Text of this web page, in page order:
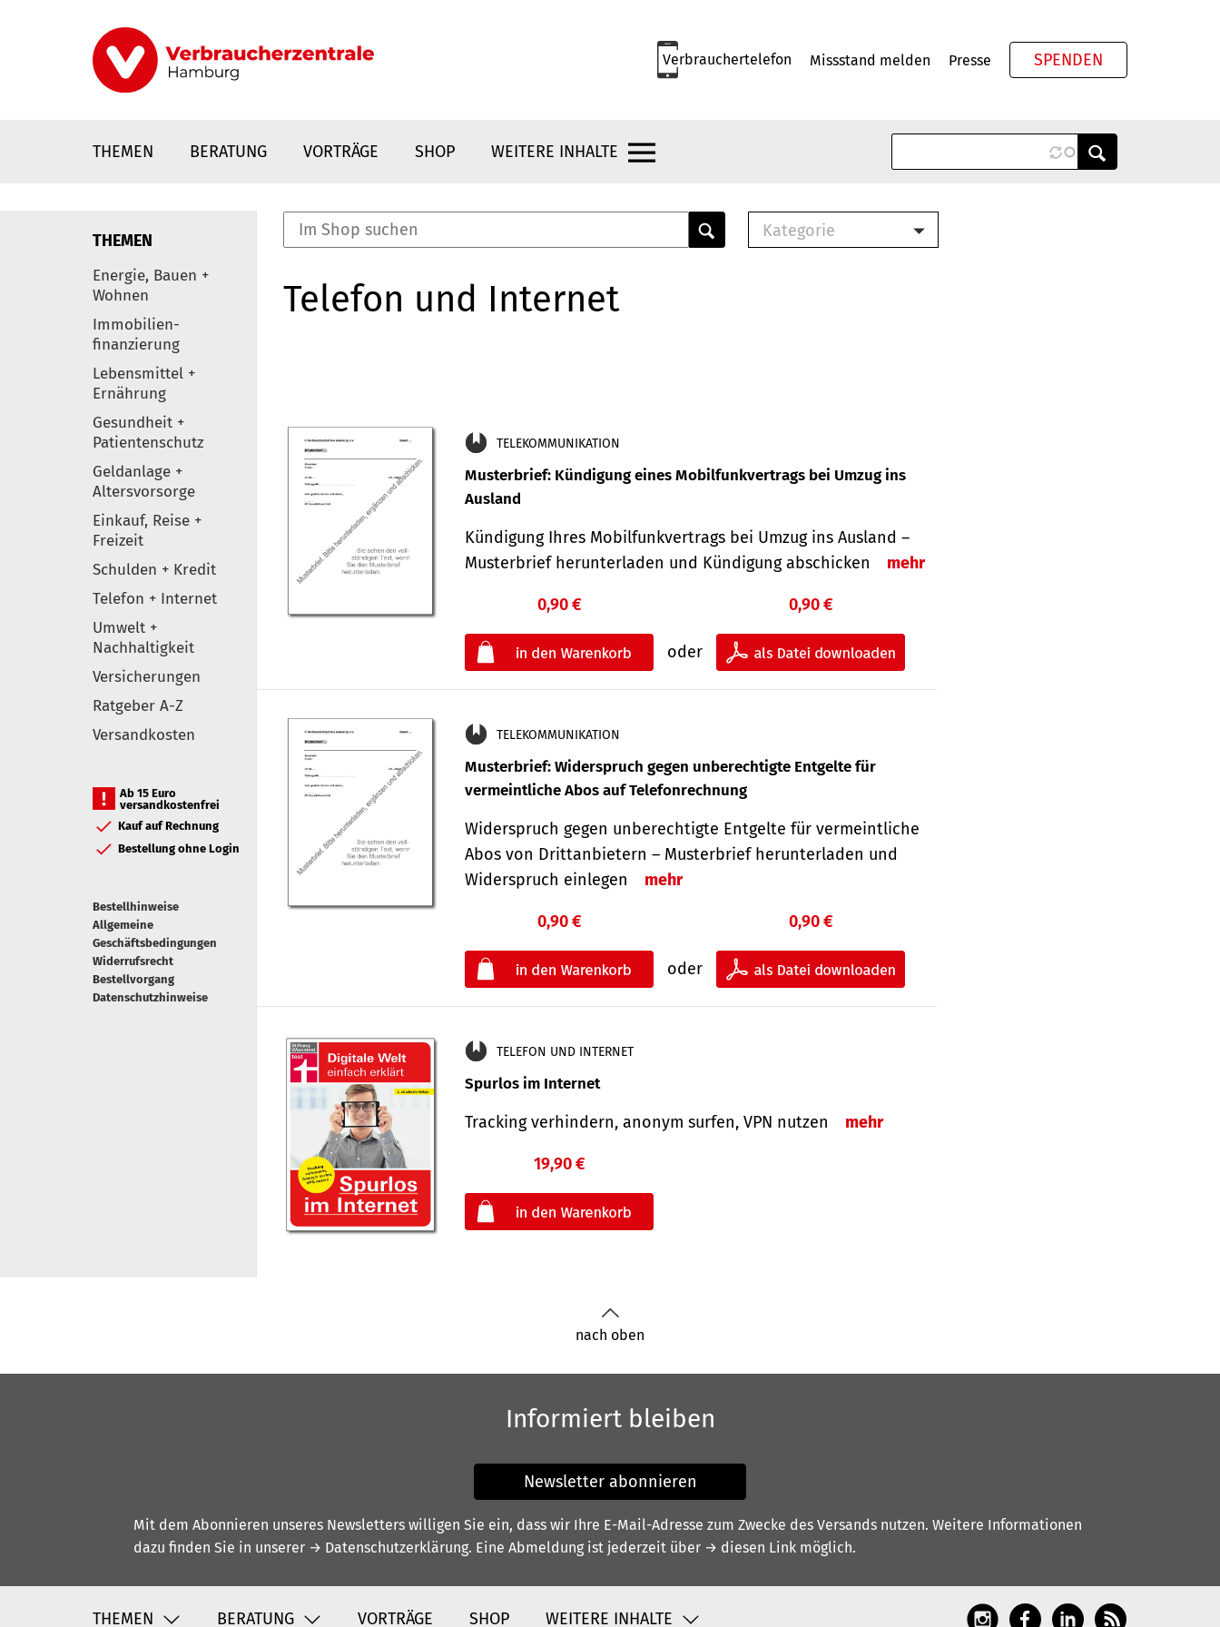
Verbrauchertelefon Missstand melden Presse SPENDEN
THEMEN BERATUNG VORTRÄGE SHOP WEITERE INHALTE
Elemente
THEMEN
Energie, Bauen +
Wohnen
Immobilien-
finanzierung
Lebensmittel +
Ernährung
Gesundheit +
Patientenschutz
Geldanlage +
Altersvorsorge
Einkauf, Reise +
Freizeit
Schulden + Kredit
Telefon + Internet
Umwelt +
Nachhaltigkeit
Versicherungen
Ratgeber A-Z
Versandkosten
Ab 15 Euro
versandkostenfrei
Kauf auf Rechnung
Bestellung ohne Login
Bestellhinweise
Allgemeine
Geschäftsbedingungen
Widerrufsrecht
Bestellvorgang
Datenschutzhinweise
Kategorie
Telefon und Internet
TELEKOMMUNIKATION
Musterbrief: Kündigung eines Mobilfunkvertrags bei Umzug ins
Ausland
Kündigung Ihres Mobilfunkvertrags bei Umzug ins Ausland –
Musterbrief herunterladen und Kündigung abschicken
mehr
0,90 €
oder
0,90 €
TELEKOMMUNIKATION
Musterbrief: Widerspruch gegen unberechtigte Entgelte für
vermeintliche Abos auf Telefonrechnung
Widerspruch gegen unberechtigte Entgelte für vermeintliche
Abos von Drittanbietern – Musterbrief herunterladen und
Widerspruch einlegen
mehr
0,90 €
oder
0,90 €
TELEFON UND INTERNET
Spurlos im Internet
Tracking verhindern, anonym surfen, VPN nutzen mehr
19,90 €
nach oben
Informiert bleiben
Newsletter abonnieren
Mit dem Abonnieren unseres Newsletters willigen Sie ein, dass wir Ihre E-Mail-Adresse zum Zwecke des Versands nutzen. Weitere Informationen
dazu finden Sie in unserer → Datenschutzerklärung. Eine Abmeldung ist jederzeit über → diesen Link möglich.
THEMEN BERATUNG VORTRÄGE SHOP WEITERE INHALTE